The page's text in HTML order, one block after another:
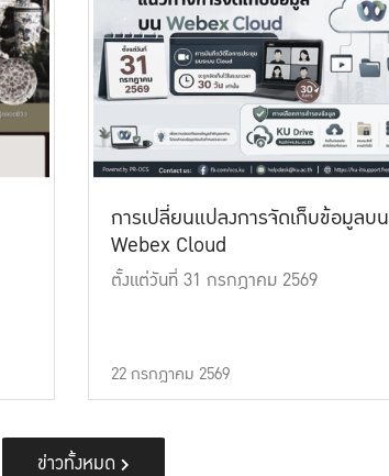
การเปลี่ยนแปลงการจัดเก็บข้อมูลบน
Webex Cloud
ตั้งแต่วันที่ 31 กรกฎาคม 2569
22 กรกฎาคม 2569
ข่าวทั้งหมด